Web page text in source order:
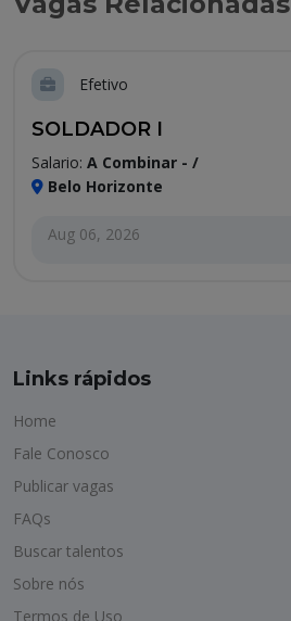
Efetivo
SOLDADOR I
Salario: A Combinar - /
Belo Horizonte
Aug 06, 2026
Links rápidos
Home
Fale Conosco
Publicar vagas
FAQs
Buscar talentos
Sobre nós
Termos de Uso